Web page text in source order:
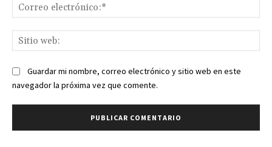
Guardar mi nombre, correo electrónico y sitio web en este
navegador la próxima vez que comente.